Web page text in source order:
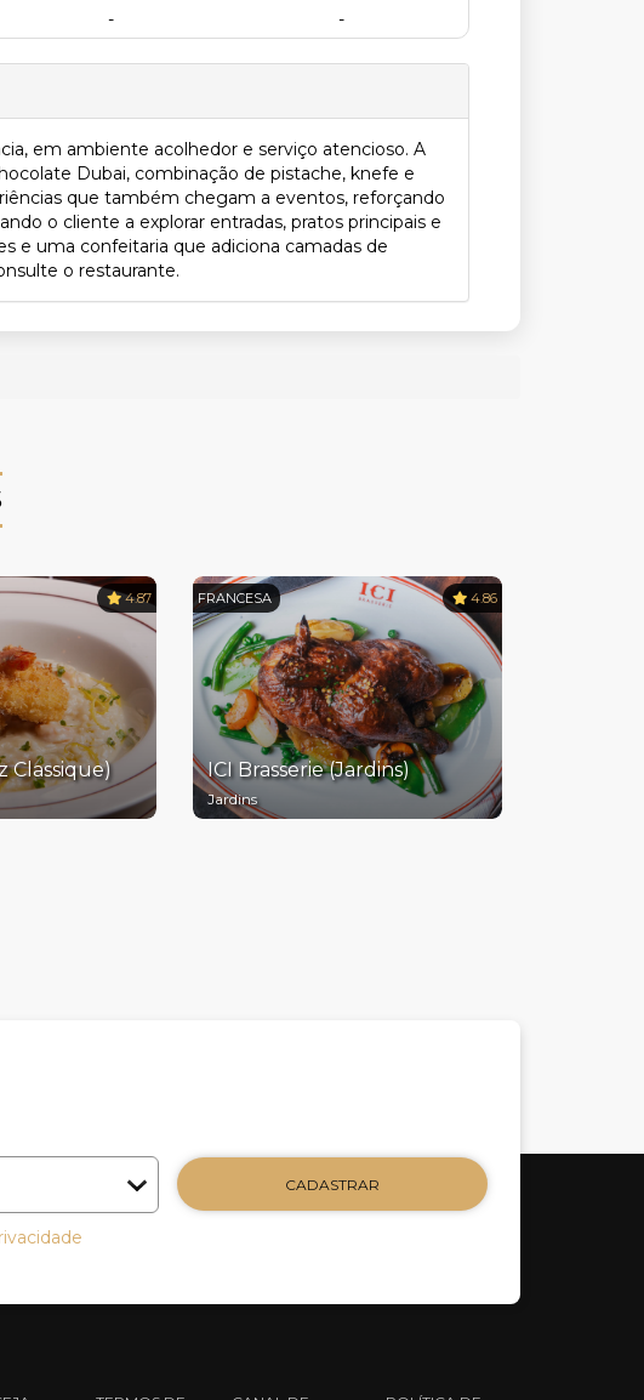
- -
em ambiente acolhedor e serviço atencioso. A
Dubai, combinação de pistache, knefe e
que também chegam a eventos, reforçando
o cliente a explorar entradas, pratos principais e
e uma confeitaria que adiciona camadas de
o restaurante.
4.87
Classique)
FRANCESA 4.86
ICI Brasserie (Jardins)
Jardins
CADASTRAR